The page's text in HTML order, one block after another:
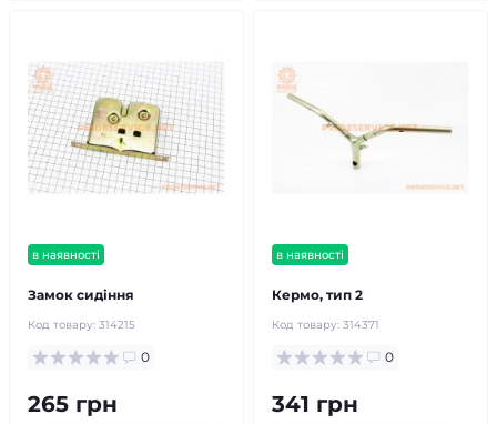
в наявності
Замок сидіння
Код товару: 314215
0
265 грн
в наявності
Кермо, тип 2
Код товару: 314371
0
341 грн